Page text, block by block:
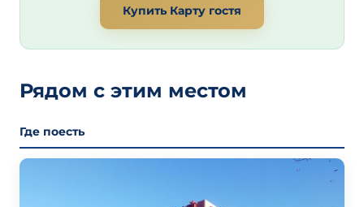
Купить Карту гостя
Рядом с этим местом
Где поесть